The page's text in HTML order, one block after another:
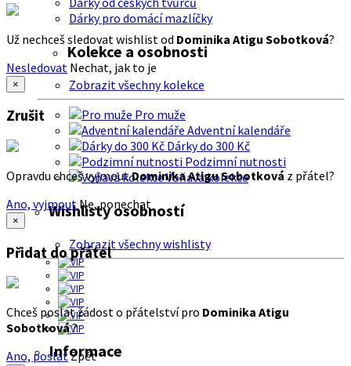
Dárky pro domácí mazlíčky
Kolekce a osobnosti
Zobrazit všechny kolekce
Pro muže
Adventní kalendáře
Dárky do 300 Kč
Podzimní nutnosti
Voňavá kolekce
Wishlisty osobností
Zobrazit všechny wishlisty
Informace
Už nechceš sledovat wishlist od Dominika Atigu Sobotková?
Nesledovat Nechat, jak to je
×
Zrušit
Opravdu chceš vyjmoutDominika Atigu Sobotková z přátel?
Ano, vyjmout Ne, ponechat
×
Přidat do přátel
Chceš poslat žádost o přátelství pro Dominika Atigu
Sobotková?
Ano, poslatZpět